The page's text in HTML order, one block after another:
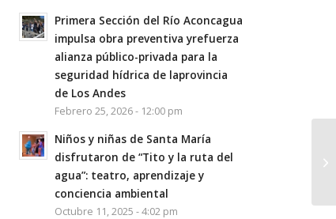
Primera Sección del Río Aconcagua
impulsa obra preventiva yrefuerza
alianza público-privada para la
seguridad hídrica de laprovincia
de Los Andes
Febrero 25, 2026 - 12:00 pm
Niños y niñas de Santa María
disfrutaron de “Tito y la ruta del
agua”: teatro, aprendizaje y
conciencia ambiental
Octubre 11, 2025 - 4:02 pm